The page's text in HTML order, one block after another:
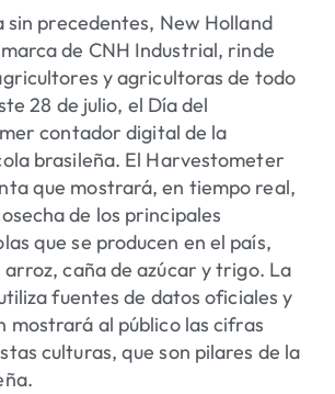
sin precedentes, New Holland
de CNH Industrial, rinde
y agricultoras de todo
28 de julio, el Día del
contador digital de la
brasileña. El Harvestometer
que mostrará, en tiempo real,
de los principales
que se producen en el país,
arroz, caña de azúcar y trigo. La
fuentes de datos oficiales y
mostrará al público las cifras
culturas, que son pilares de la